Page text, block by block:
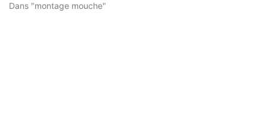
Dans "montage mouche"